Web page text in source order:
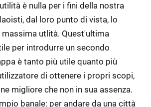
è nulla per i fini della nostra
dal loro punto di vista, lo
utlità. Quest'ultima
per introdurre un secondo
è tanto più utile quanto più
di ottenere i propri scopi,
migliore che non in sua assenza.
banale: per andare da una città